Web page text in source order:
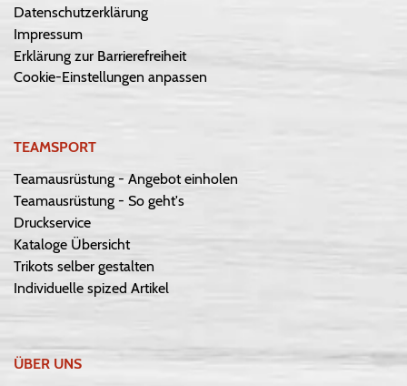
Datenschutzerklärung
Impressum
Erklärung zur Barrierefreiheit
Cookie-Einstellungen anpassen
TEAMSPORT
Teamausrüstung - Angebot einholen
Teamausrüstung - So geht's
Druckservice
Kataloge Übersicht
Trikots selber gestalten
Individuelle spized Artikel
ÜBER UNS